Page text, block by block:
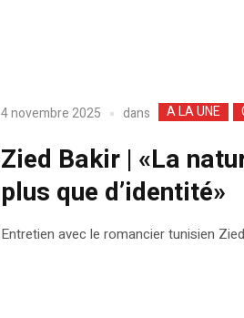
4 novembre 2025 dans A LA UNE
Zied Bakir | «La
plus que d’identité»
Entretien avec le romancier tunisien